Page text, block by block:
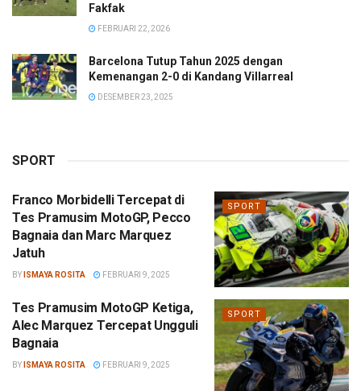
Fakfak
FEBRUARI 22, 2026
Barcelona Tutup Tahun 2025 dengan
Kemenangan 2-0 di Kandang Villarreal
DESEMBER 23, 2025
SPORT
SPORT
Franco Morbidelli Tercepat di
Tes Pramusim MotoGP, Pecco
Bagnaia dan Marc Marquez
Jatuh
BY ISMAYA ROSITA FEBRUARI 9, 2025
SPORT
Tes Pramusim MotoGP Ketiga,
Alec Marquez Tercepat Ungguli
Bagnaia
BY ISMAYA ROSITA FEBRUARI 9, 2025